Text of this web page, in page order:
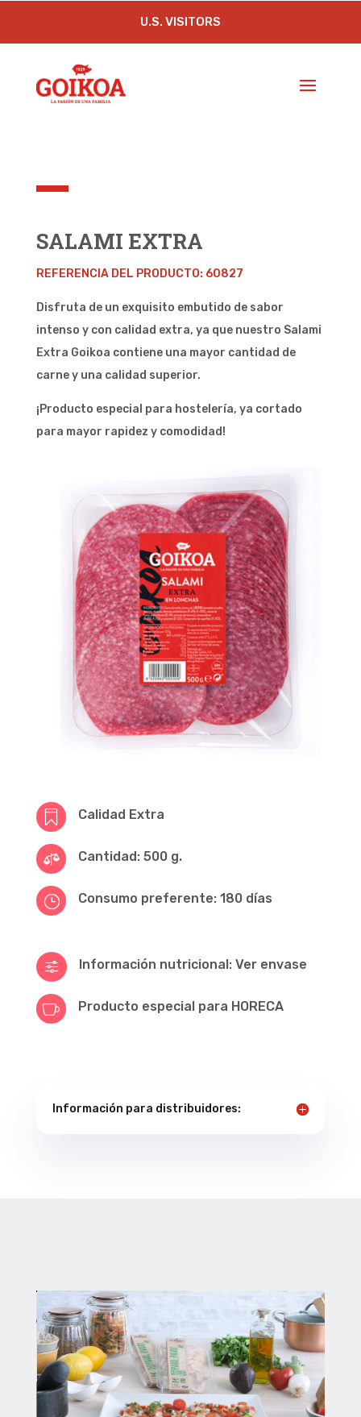
U.S. VISITORS
SALAMI EXTRA
REFERENCIA DEL PRODUCTO: 60827
Disfruta de un exquisito embutido de sabor
intenso y con calidad extra, ya que nuestro Salami
Extra Goikoa contiene una mayor cantidad de
carne y una calidad superior.
¡Producto especial para hostelería, ya cortado
para mayor rapidez y comodidad!
 Calidad Extra
 Cantidad: 500 g.
} Consumo preferente: 180 días
f Información nutricional: Ver envase
 Producto especial para HORECA
Información para distribuidores: